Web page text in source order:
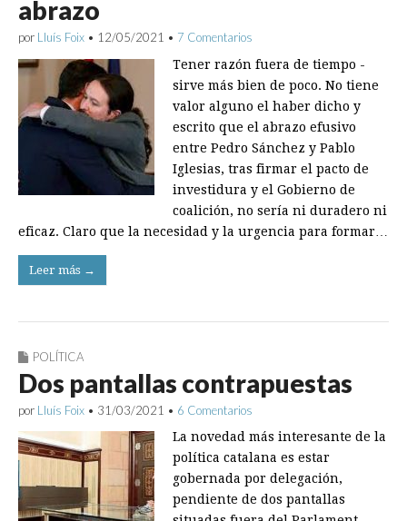
abrazo
por Lluís Foix • 12/05/2021 • 7 Comentarios
Tener razón fuera de tiempo ­
sirve más bien de poco. No tiene
valor alguno el haber dicho y
escrito que el abrazo efusivo
entre Pedro Sánchez y Pablo
Iglesias, tras firmar el pacto de
investidura y el Gobierno de
coalición, no sería ni ­­dura­dero ni
eficaz. Claro que la necesidad y la ­urgencia para formar…
Leer más →
POLÍTICA
Dos pantallas contrapuestas
por Lluís Foix • 31/03/2021 • 6 Comentarios
La novedad más interesante de la
política catalana es estar
gobernada por delegación,
pendiente de dos pantallas